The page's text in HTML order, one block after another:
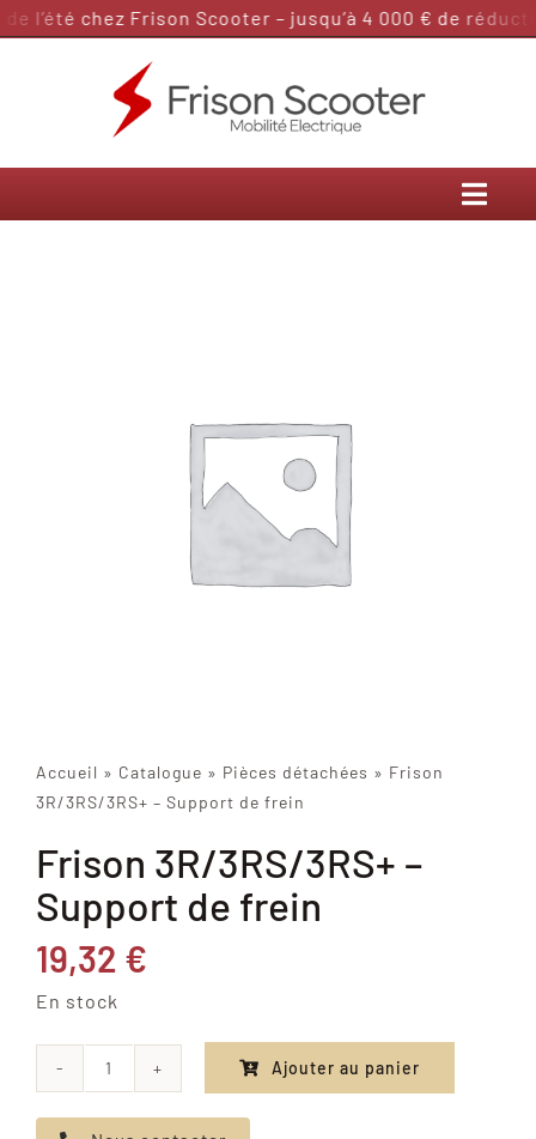
Passer
l’été chez Frison Scooter – jusqu’à 4 000 € de
Accueil » Catalogue » Pièces détachées » Frison
3R/3RS/3RS+ – Support de frein
Frison 3R/3RS/3RS+ –
Support de frein
19,32 €
En stock
de
Ajouter au panier